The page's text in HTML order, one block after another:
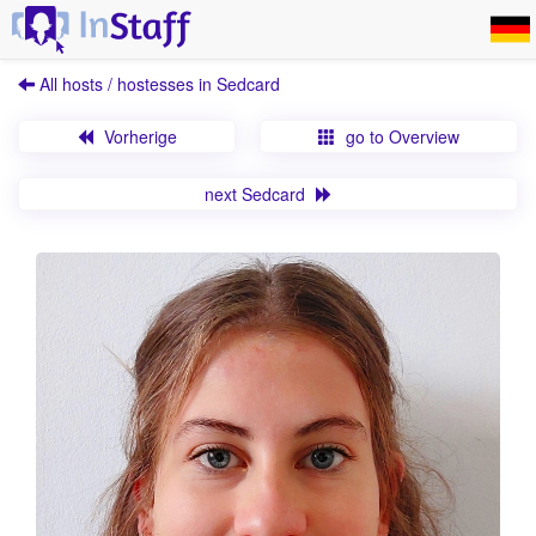
All hosts / hostesses in Sedcard
Vorherige go to Overview
next Sedcard